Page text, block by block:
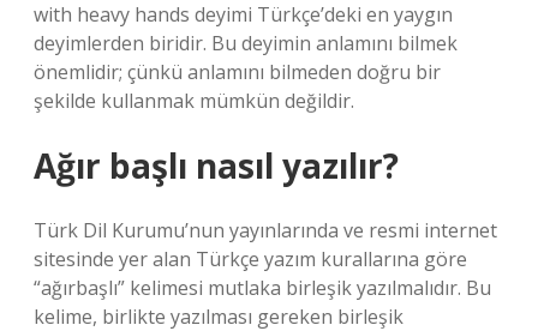
with heavy hands deyimi Türkçe’deki en yaygın
deyimlerden biridir. Bu deyimin anlamını bilmek
önemlidir; çünkü anlamını bilmeden doğru bir
şekilde kullanmak mümkün değildir.
Ağır başlı nasıl yazılır?
Türk Dil Kurumu’nun yayınlarında ve resmi internet
sitesinde yer alan Türkçe yazım kurallarına göre
“ağırbaşlı” kelimesi mutlaka birleşik yazılmalıdır. Bu
kelime, birlikte yazılması gereken birleşik